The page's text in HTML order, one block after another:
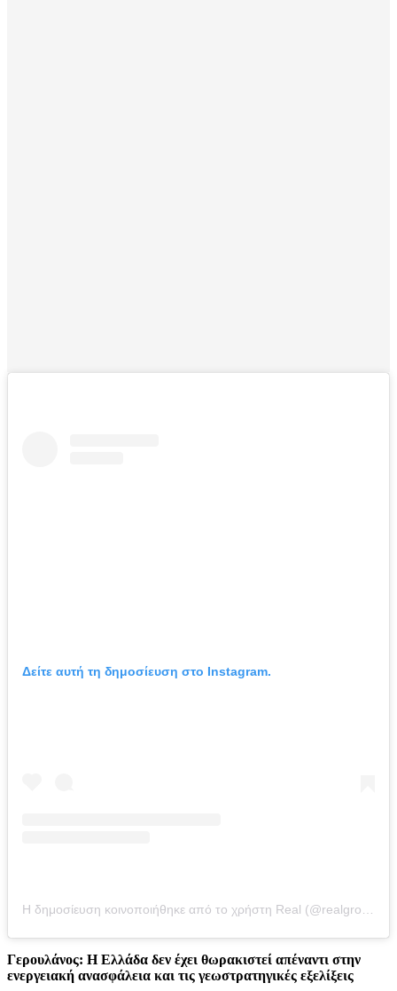
Δείτε αυτή τη δημοσίευση στο Instagram.
Γερουλάνος: Η Ελλάδα δεν έχει θωρακιστεί απέναντι στην
ενεργειακή ανασφάλεια και τις γεωστρατηγικές εξελίξεις